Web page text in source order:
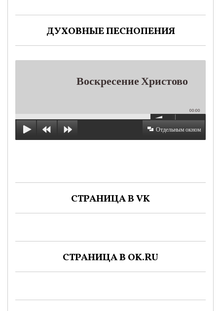
ДУХОВНЫЕ ПЕСНОПЕНИЯ
Воскресение Христово
00:00
Отдельным окном
СТРАНИЦА В VK
СТРАНИЦА В OK.RU